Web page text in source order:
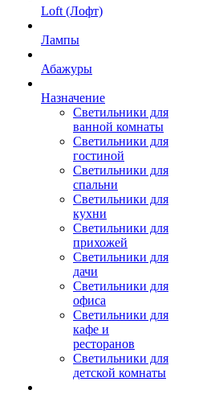
Loft (Лофт)
Лампы
Абажуры
Назначение
Светильники для
ванной комнаты
Светильники для
гостиной
Светильники для
спальни
Светильники для
кухни
Светильники для
прихожей
Светильники для
дачи
Светильники для
офиса
Светильники для
кафе и
ресторанов
Светильники для
детской комнаты